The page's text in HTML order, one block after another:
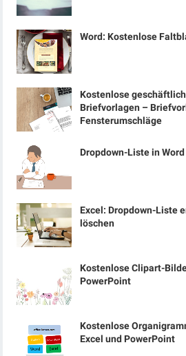
Word: Kostenlose
Kostenlose
Briefvorlagen –
Fensterumschläge
Dropdown-Liste in
Excel: Dropdown-Liste
löschen
Kostenlose Clipart-
PowerPoint
Kostenlose
Excel und PowerPoint